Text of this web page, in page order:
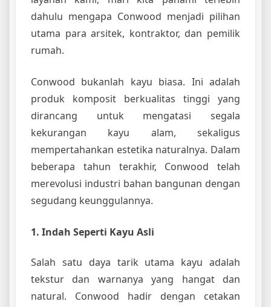
dahulu mengapa Conwood menjadi pilihan
utama para arsitek, kontraktor, dan pemilik
rumah.
Conwood bukanlah kayu biasa. Ini adalah
produk komposit berkualitas tinggi yang
dirancang untuk mengatasi segala
kekurangan kayu alam, sekaligus
mempertahankan estetika naturalnya. Dalam
beberapa tahun terakhir, Conwood telah
merevolusi industri bahan bangunan dengan
segudang keunggulannya.
1. Indah Seperti Kayu Asli
Salah satu daya tarik utama kayu adalah
tekstur dan warnanya yang hangat dan
natural. Conwood hadir dengan cetakan